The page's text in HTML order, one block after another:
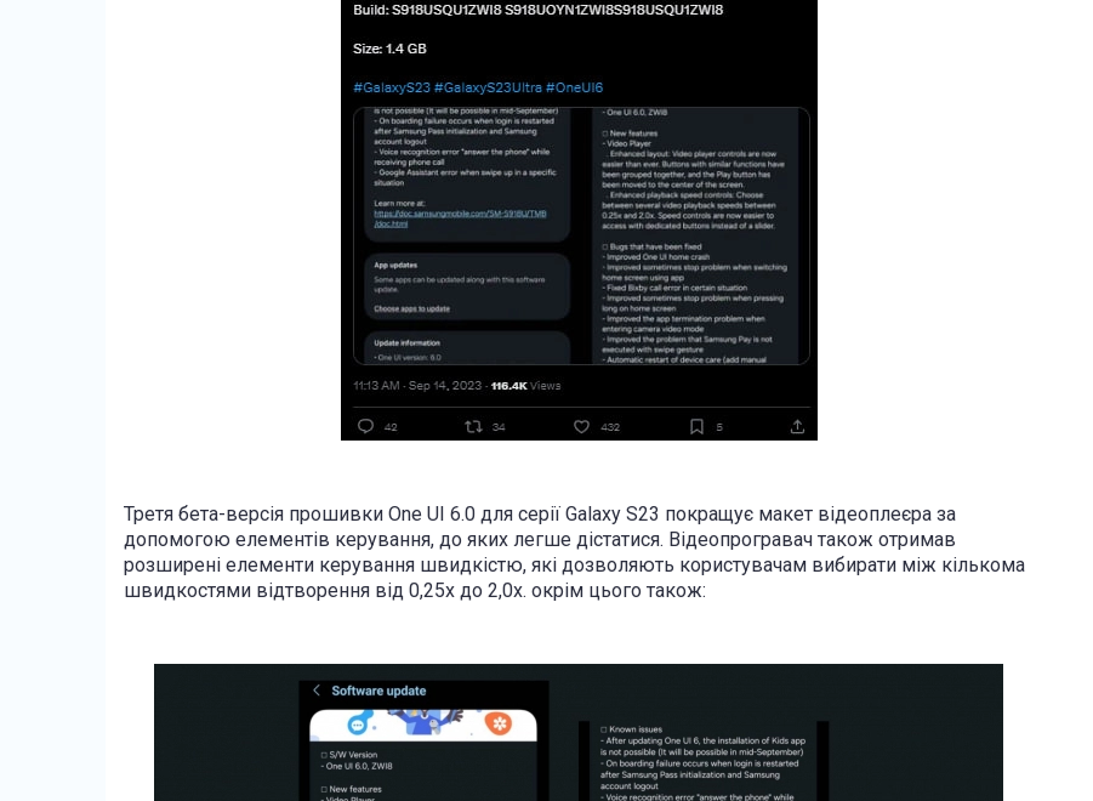
Третя бета-версія прошивки One UI 6.0 для серії Galaxy S23 покращує макет відеоплеєра за
допомогою елементів керування, до яких легше дістатися. Відеопрогравач також отримав
розширені елементи керування швидкістю, які дозволяють користувачам вибирати між кількома
швидкостями відтворення від 0,25x до 2,0x. окрім цього також: